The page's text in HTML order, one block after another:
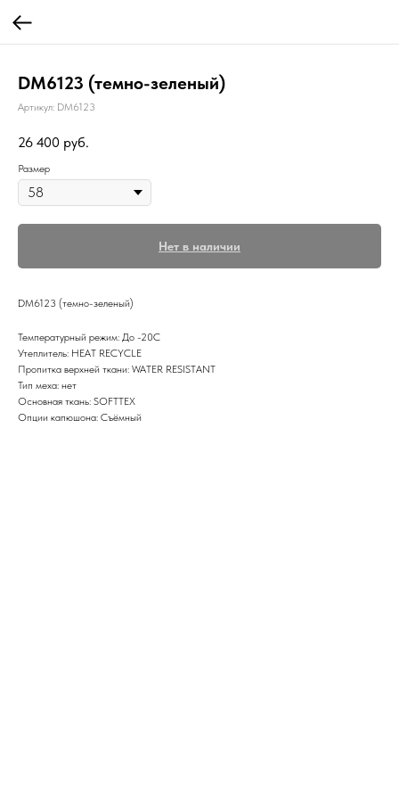
DM6123 (темно-зеленый)
Артикул: DM6123
26 400 руб.
Размер
Нет в наличии
DM6123 (темно-зеленый)
Температурный режим: До -20С
Утеплитель: HEAT RECYCLE
Пропитка верхней ткани: WATER RESISTANT
Тип меха: нет
Основная ткань: SOFTTEX
Опции капюшона: Съёмный